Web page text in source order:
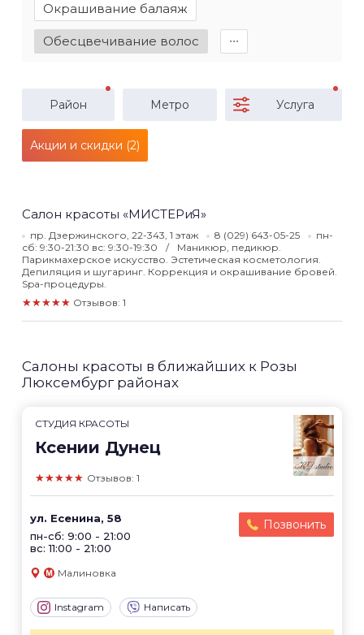
Окрашивание балаяж
Обесцвечивание волос ∙∙∙
Район Метро Услуга
Акции и скидки (2)
Салон красоты «МИСТЕРиЯ»
пр. Дзержинского, 22-343, 1 этаж 8 (029) 643-05-25
пн-
сб: 9:30-21:30 вс: 9:30-19:30
Маникюр, педикюр.
Парикмахерское искусство. Эстетическая косметология.
Депиляция и шугаринг. Коррекция и окрашивание бровей.
Spa-процедуры.
★★★★★ Отзывов: 1
Салоны красоты в ближайших к Розы
Люксембург районах
СТУДИЯ КРАСОТЫ
Ксении Дунец
★★★★★ Отзывов: 1
ул. Есенина, 58
пн-сб: 9:00 - 21:00
вс: 11:00 - 21:00
Позвонить
Малиновка
Instagram Написать